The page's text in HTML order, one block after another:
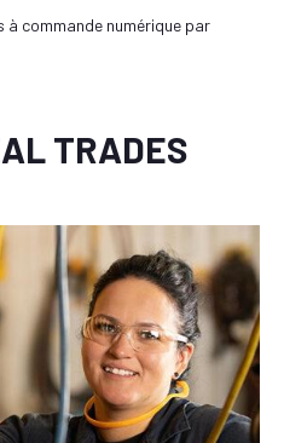
à commande numérique par
TRADES